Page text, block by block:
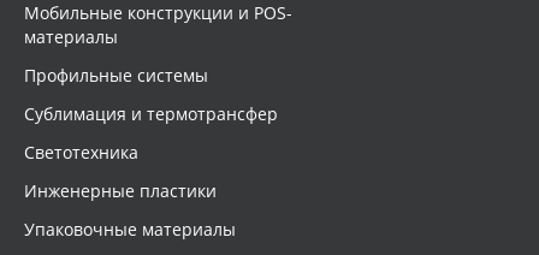
Мобильные конструкции и POS-
материалы
Профильные системы
Сублимация и термотрансфер
Светотехника
Инженерные пластики
Упаковочные материалы